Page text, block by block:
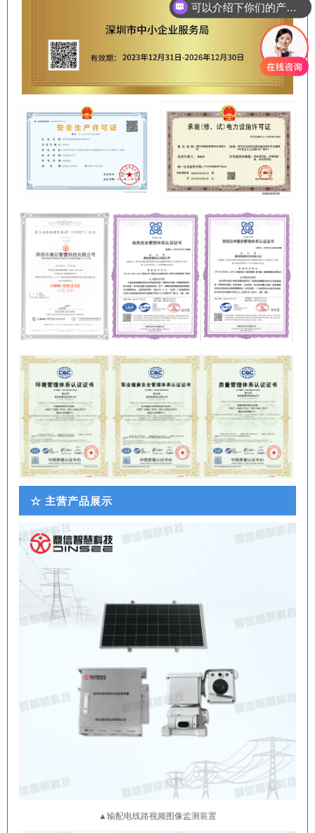
☆ 主营产品展示
▲输配电线路视频图像监测装置
可以介绍下你们的产品么？